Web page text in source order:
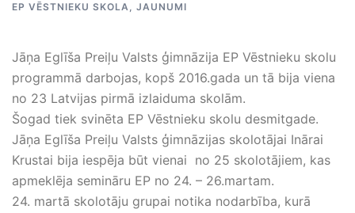
EP VĒSTNIEKU SKOLA, JAUNUMI
Jāņa Eglīša Preiļu Valsts ģimnāzija EP Vēstnieku skolu
programmā darbojas, kopš 2016.gada un tā bija viena
no 23 Latvijas pirmā izlaiduma skolām.
Šogad tiek svinēta EP Vēstnieku skolu desmitgade.
Jāņa Eglīša Preiļu Valsts ģimnāzijas skolotājai Inārai
Krustai bija iespēja būt vienai no 25 skolotājiem, kas
apmeklēja semināru EP no 24. – 26.martam.
24. martā skolotāju grupai notika nodarbība, kurā